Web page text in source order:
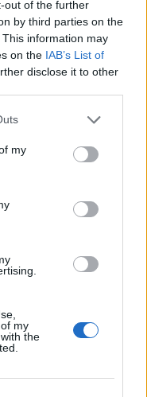
out of the further
by third parties on the
This information may
on the IAB’s List of
disclose it to other
my
my
the
για 4η
EESTEC LC Xanthi